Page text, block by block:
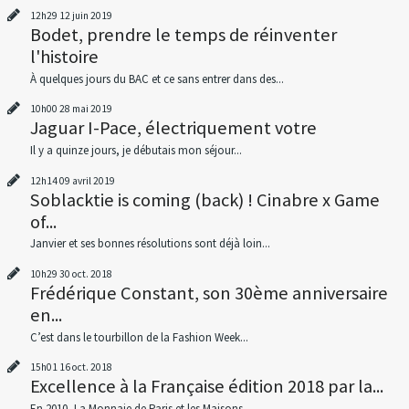
12h29 12 juin 2019
Bodet, prendre le temps de réinventer
l'histoire
À quelques jours du BAC et ce sans entrer dans des...
10h00 28 mai 2019
Jaguar I-Pace, électriquement votre
Il y a quinze jours, je débutais mon séjour...
12h1409 avril 2019
Soblacktie is coming (back) ! Cinabre x Game
of...
Janvier et ses bonnes résolutions sont déjà loin...
10h29 30 oct. 2018
Frédérique Constant, son 30ème anniversaire
en...
C’est dans le tourbillon de la Fashion Week...
15h01 16oct. 2018
Excellence à la Française édition 2018 par la...